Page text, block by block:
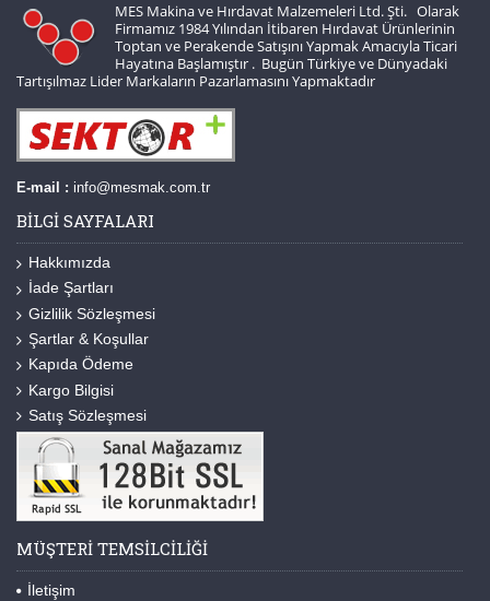
MES Makina ve Hırdavat Malzemeleri Ltd. Şti. Olarak
Firmamız 1984 Yılından İtibaren Hırdavat Ürünlerinin
Toptan ve Perakende Satışını Yapmak Amacıyla Ticari
Hayatına Başlamıştır . Bugün Türkiye ve Dünyadaki
Tartışılmaz Lider Markaların Pazarlamasını Yapmaktadır
E-mail : info@mesmak.com.tr
BILGI SAYFALARI
Hakkımızda
İade Şartları
Gizlilik Sözleşmesi
Şartlar & Koşullar
Kapıda Ödeme
Kargo Bilgisi
Satış Sözleşmesi
MÜŞTERI TEMSILCILIĞI
İletişim